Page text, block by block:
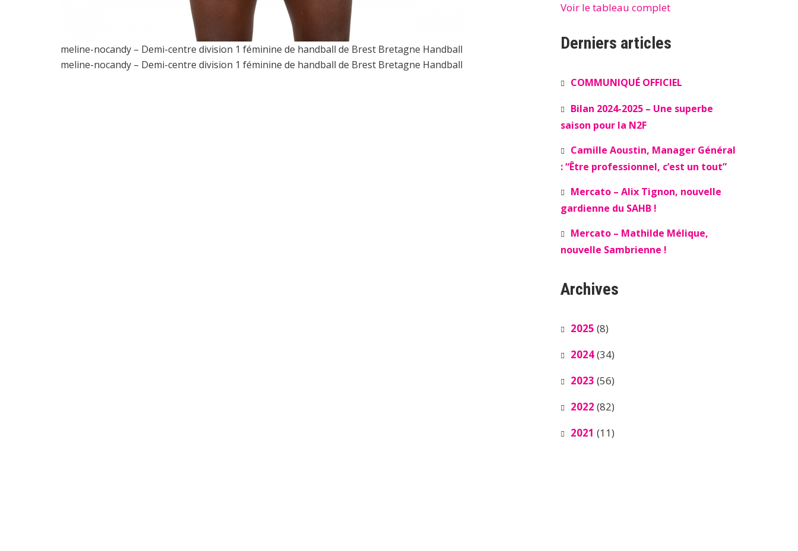
meline-nocandy – Demi-centre division 1 féminine de handball de Brest Bretagne Handball
meline-nocandy – Demi-centre division 1 féminine de handball de Brest Bretagne Handball
Voir le tableau complet
Derniers articles
COMMUNIQUÉ OFFICIEL
Bilan 2024-2025 – Une superbe
saison pour la N2F
Camille Aoustin, Manager Général
: “Être professionnel, c’est un tout”
Mercato – Alix Tignon, nouvelle
gardienne du SAHB !
Mercato – Mathilde Mélique,
nouvelle Sambrienne !
Archives
2025 (8)
2024(34)
2023 (56)
2022 (82)
2021 (11)